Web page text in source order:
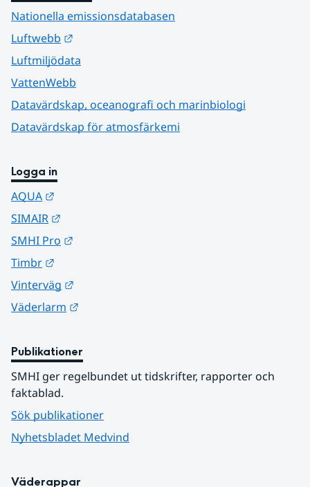
Nationella emissionsdatabasen
Luftwebb
Luftmiljödata
VattenWebb
Datavärdskap, oceanografi och marinbiologi
Datavärdskap för atmosfärkemi
Logga in
AQUA
SIMAIR
SMHI Pro
Timbr
Vinterväg
Väderlarm
Publikationer
SMHI ger regelbundet ut tidskrifter, rapporter och
faktablad.
Sök publikationer
Nyhetsbladet Medvind
Väderappar